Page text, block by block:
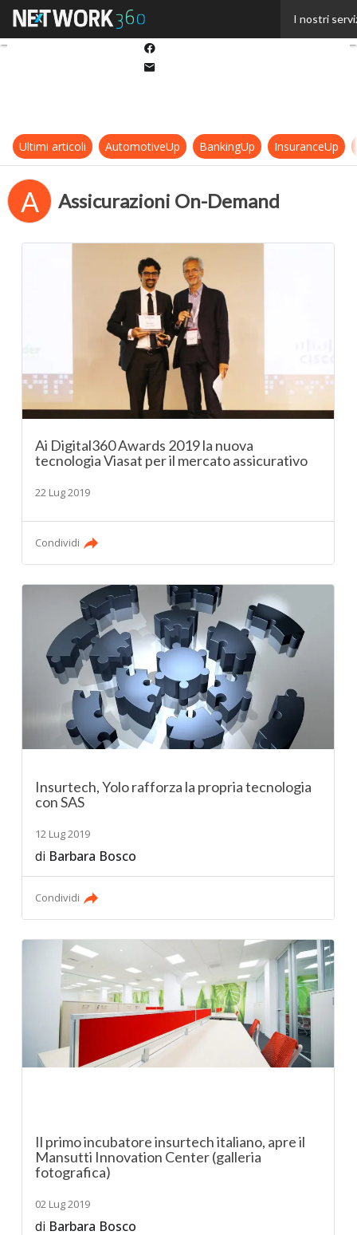
I nostri
Ultimi articoli AutomotiveUp BankingUp InsuranceUp
A Assicurazioni On-Demand
Ai Digital360 Awards 2019 la nuova
tecnologia Viasat per il mercato assicurativo
22 Lug 2019
Condividi
Insurtech, Yolo rafforza la propria tecnologia
con SAS
12 Lug 2019
di Barbara Bosco
Condividi
Il primo incubatore insurtech italiano, apre il
Mansutti Innovation Center (galleria
fotografica)
02 Lug 2019
di Barbara Bosco